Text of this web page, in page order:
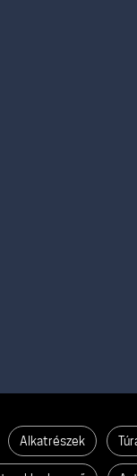
Alkatrészek